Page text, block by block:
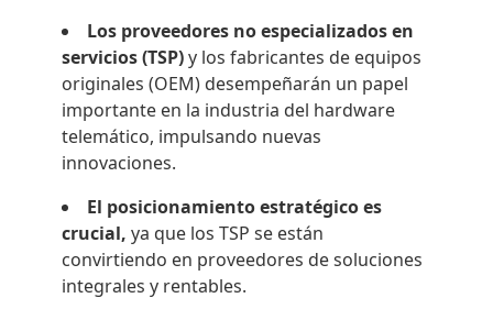
Los proveedores no especializados en
servicios (TSP)y los fabricantes de equipos
originales (OEM) desempeñarán un papel
importante en la industria del hardware
telemático, impulsando nuevas
innovaciones.
El posicionamiento estratégico es
crucial, ya que los TSP se están
convirtiendo en proveedores de soluciones
integrales y rentables.